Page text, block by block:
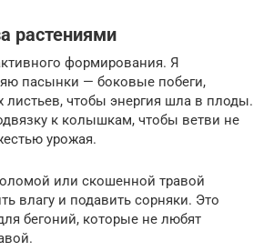
растениями
формирования. Я
пасынки — боковые побеги,
листьев, чтобы энергия шла в плоды.
к колышкам, чтобы ветви не
урожая.
или скошенной травой
влагу и подавить сорняки. Это
бегоний, которые не любят